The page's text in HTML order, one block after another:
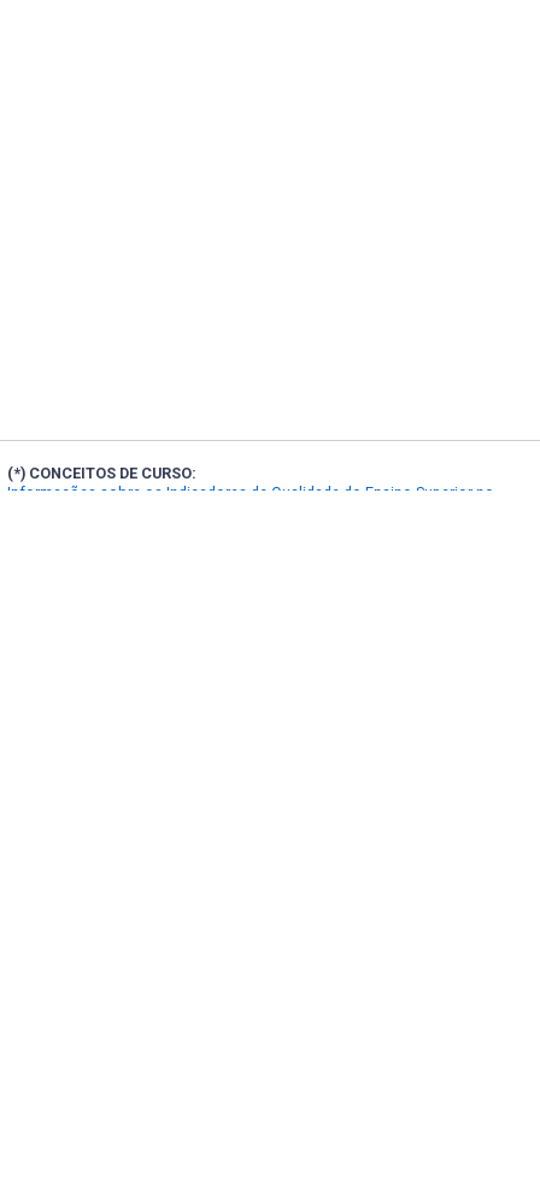
(*) CONCEITOS DE CURSO:
Informações sobre os Indicadores de Qualidade do Ensino Superior no